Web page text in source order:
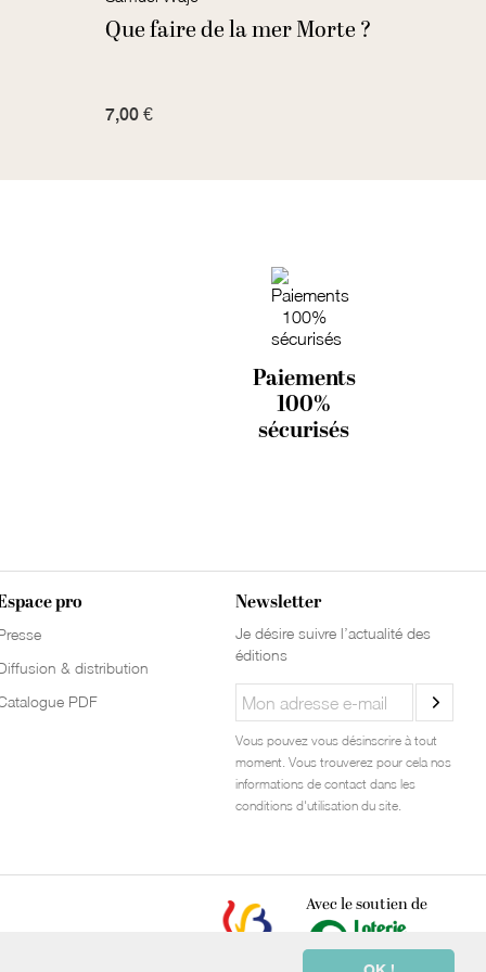
Que faire de la mer Morte ?
7,00 €
Paiements
100%
sécurisés
pro
& distribution
PDF
Newsletter
Je désire suivre l’actualité des
éditions
Vous pouvez vous désinscrire à tout
moment. Vous trouverez pour cela nos
informations de contact dans les
conditions d'utilisation du site.
Avec le soutien de